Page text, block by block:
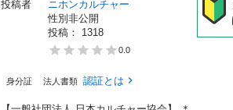
投稿者
ニホンカルチャー
性別非公開
投稿： 1318
0.0
身分証 法人書類 認証とは